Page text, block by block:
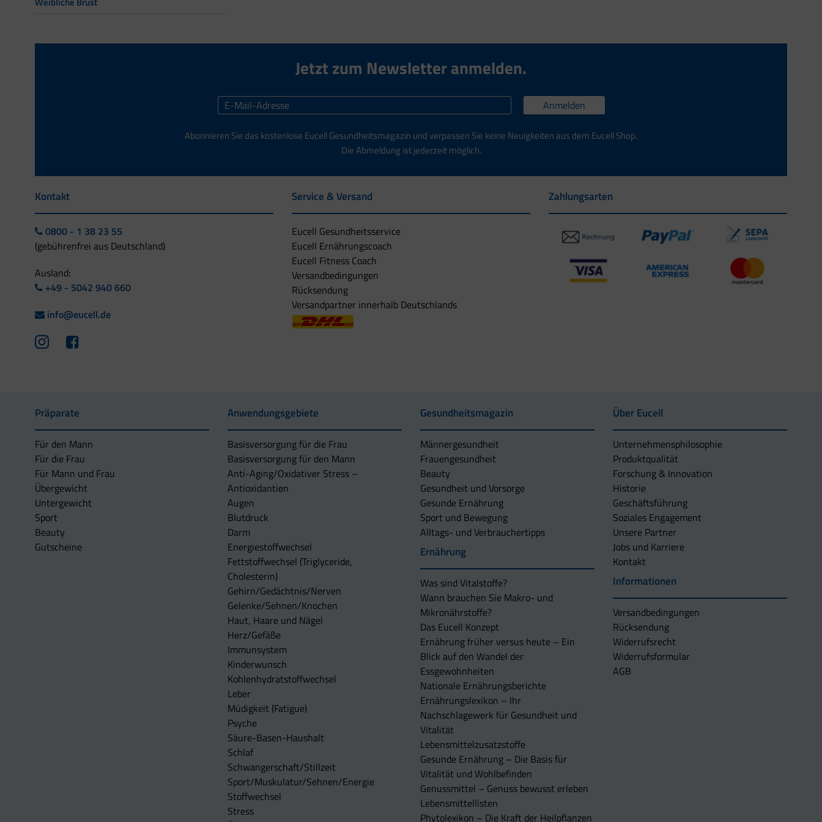
Jetzt zum Newsletter anmelden.
Anmelden
Abonnieren Sie das kostenlose Eucell Gesundheitsmagazin und verpassen Sie keine Neuigkeiten aus dem Eucell Shop.
Die Abmeldung ist jederzeit möglich.
Kontakt
0800 - 1 38 23 55
(gebührenfrei aus Deutschland)
Ausland:
+49 - 5042 940 660
info@eucell.de
Service & Versand
Eucell Gesundheitsservice
Eucell Ernährungscoach
Eucell Fitness Coach
Versandbedingungen
Rücksendung
Versandpartner innerhalb Deutschlands
Zahlungsarten
Präparate
Für den Mann
Für die Frau
Für Mann und Frau
Übergewicht
Untergewicht
Sport
Beauty
Gutscheine
Anwendungsgebiete
Basisversorgung für die Frau
Basisversorgung für den Mann
Anti-Aging/Oxidativer Stress –
Antioxidantien
Augen
Blutdruck
Darm
Energiestoffwechsel
Fettstoffwechsel (Triglyceride,
Cholesterin)
Gehirn/Gedächtnis/Nerven
Gelenke/Sehnen/Knochen
Haut, Haare und Nägel
Herz/Gefäße
Immunsystem
Kinderwunsch
Kohlenhydratstoffwechsel
Leber
Müdigkeit (Fatigue)
Psyche
Säure-Basen-Haushalt
Schlaf
Schwangerschaft/Stillzeit
Sport/Muskulatur/Sehnen/Energie
Stoffwechsel
Stress
Gesundheitsmagazin
Männergesundheit
Frauengesundheit
Beauty
Gesundheit und Vorsorge
Gesunde Ernährung
Sport und Bewegung
Alltags- und Verbrauchertipps
Ernährung
Was sind Vitalstoffe?
Wann brauchen Sie Makro- und
Mikronährstoffe?
Das Eucell Konzept
Ernährung früher versus heute – Ein
Blick auf den Wandel der
Essgewohnheiten
Nationale Ernährungsberichte
Ernährungslexikon – Ihr
Nachschlagewerk für Gesundheit und
Vitalität
Lebensmittelzusatzstoffe
Gesunde Ernährung – Die Basis für
Vitalität und Wohlbefinden
Genussmittel – Genuss bewusst erleben
Lebensmittellisten
Phytolexikon – Die Kraft der Heilpflanzen
Über Eucell
Unternehmens­philosophie
Produktqualität
Forschung & Innovation
Historie
Geschäftsführung
Soziales Engagement
Unsere Partner
Jobs und Karriere
Kontakt
Informationen
Versandbedingungen
Rücksendung
Widerrufsrecht
Widerrufsformular
AGB